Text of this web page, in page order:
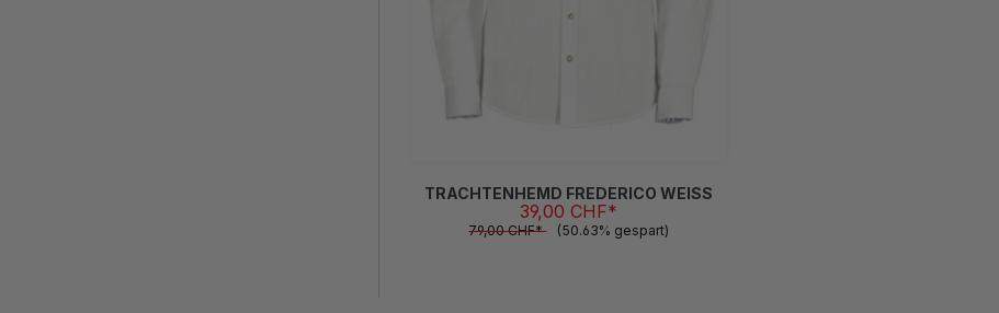
(Diese Option ist zurzeit nicht verfügbar.)
(Diese Option ist zurzeit nicht verfügbar.)
TRACHTENHEMD FREDERICO WEISS
39,00 CHF*
79,00 CHF* (50.63% gespart)